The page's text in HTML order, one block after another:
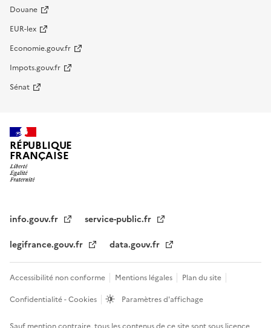
Douane
EUR-lex
Economie.gouv.fr
Impots.gouv.fr
Sénat
RÉPUBLIQUE
FRANÇAISE
info.gouv.fr
service-public.fr
legifrance.gouv.fr
data.gouv.fr
Accessibilité non conforme Mentions légales
Plan du site
Confidentialité - Cookies
Paramètres d'affichage